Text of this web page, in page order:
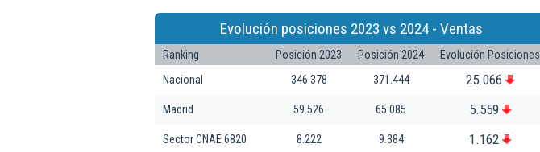
Evolución posiciones 2023 vs 2024 - Ventas
Ranking Posición 2023 Posición 2024
Evolución Posiciones
Nacional
346.378 371.444 25.066
Madrid 59.526 65.085 5.559
Sector CNAE 6820 8.222 9.384 1.162